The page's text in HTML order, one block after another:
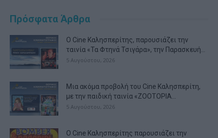
Πρόσφατα Άρθρα
Ο Cine Καλησπερίτης, παρουσιάζει την
ταινία «Τα Φτηνά Τσιγάρα», την Παρασκευή...
5 Αυγούστου, 2026
Μια ακόμα προβολή του Cine Καλησπερίτη,
με την παιδική ταινία «ZOOTOPIA...
5 Αυγούστου, 2026
Ο Cine Καλησπερίτης παρουσιάζει την